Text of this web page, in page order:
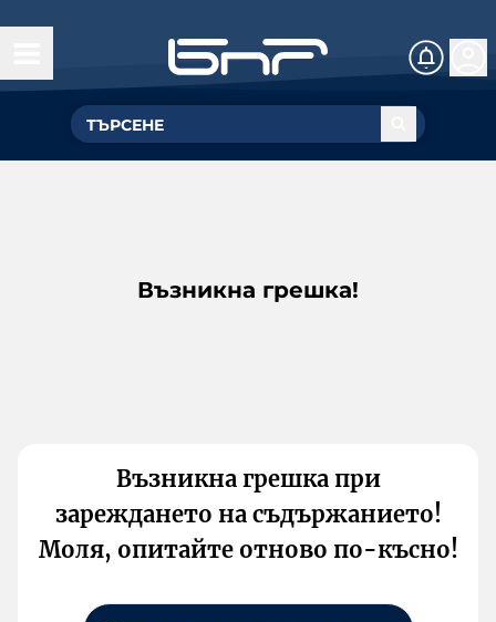
Възникна грешка!
Възникна грешка при
зареждането на съдържанието!
Моля, опитайте отново по-късно!